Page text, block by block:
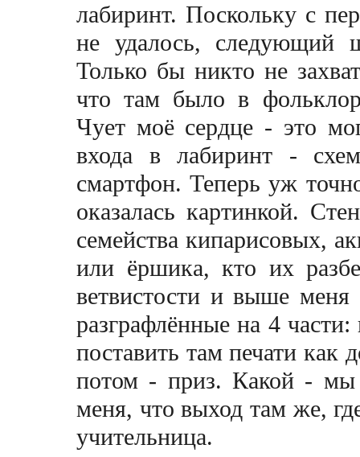
лабиринт. Поскольку с
не удалось, следующий
Только бы никто не
что там было в
Чует моё сердце - это
входа в лабиринт -
смартфон. Теперь уж
оказалась картинкой.
семейства кипарисовых,
или ёршика, кто их
ветвистости и выше
разграфлённые на 4
поставить там печати как
потом - приз. Какой - мы
меня, что выход там же,
учительница.